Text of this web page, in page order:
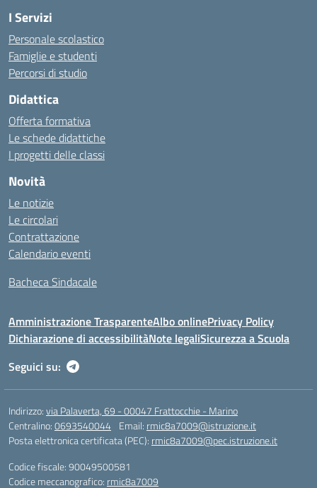
I Servizi
Personale scolastico
Famiglie e studenti
Percorsi di studio
Didattica
Offerta formativa
Le schede didattiche
I progetti delle classi
Novità
Le notizie
Le circolari
Contrattazione
Calendario eventi
Bacheca Sindacale
Amministrazione TrasparenteAlbo onlinePrivacy Policy
Dichiarazione di accessibilitàNote legaliSicurezza a Scuola
Seguici su:
Indirizzo:via Palaverta, 69 - 00047 Frattocchie - Marino
Centralino:0693540044 Email: rmic8a7009@istruzione.it
Posta elettronica certificata (PEC): rmic8a7009@pec.istruzione.it
Codice fiscale: 90049500581
Codice meccanografico: rmic8a7009